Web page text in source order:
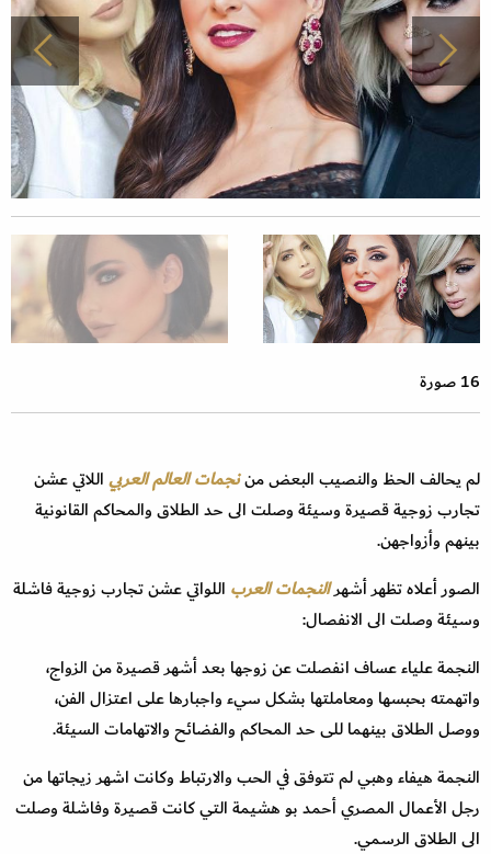
16 صورة
لم يحالف الحظ والنصيب البعض مننجمات العالم العربياللاتي عشن
تجارب زوجية قصيرة وسيئة وصلت الى حد الطلاق والمحاكم القانونية
بينهم وأزواجهن.
الصور أعلاه تظهر أشهرالنجمات العرب اللواتي عشن تجارب زوجية فاشلة
وسيئة وصلت الى الانفصال:
النجمة علياء عساف انفصلت عن زوجها بعد أشهر قصيرة من الزواج،
واتهمته بحبسها ومعاملتها بشكل سيء واجبارها على اعتزال الفن،
ووصل الطلاق بينهما للى حد المحاكم والفضائح والاتهامات السيئة.
النجمة هيفاء وهبي لم تتوفق في الحب والارتباط وكانت اشهر زيجاتها من
رجل الأعمال المصري أحمد بو هشيمة التي كانت قصيرة وفاشلة وصلت
الى الطلاق الرسمي.